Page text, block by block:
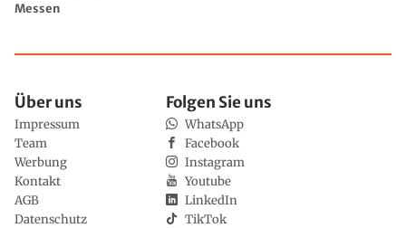
Messen
Über uns
Impressum
Team
Werbung
Kontakt
AGB
Datenschutz
Folgen Sie uns
WhatsApp
Facebook
Instagram
Youtube
LinkedIn
TikTok